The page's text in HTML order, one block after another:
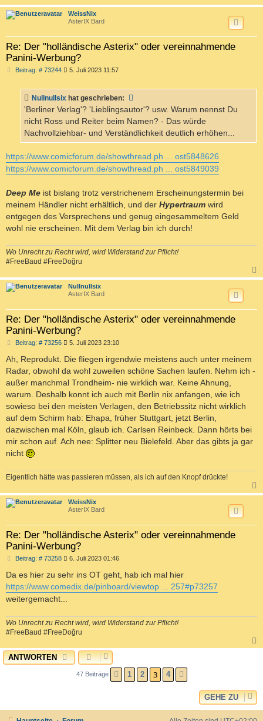
a
WeissNix
AsterIX Bard
Re: Der "holländische Asterix" oder vereinnahmende
Panini-Werbung?
Beitrag: # 73244B
r
a
5. Juli 2023 11:57
Nullnullsix hat geschrieben:
'Berliner Verlag'? 'Lieblingsautor'? usw. Warum nennst Du
nicht Ross und Reiter beim Namen? - Das würde
Nachvollziehbar- und Verständlichkeit deutlich erhöhen...
https://www.comicforum.de/showthread.ph ... ost5848626
https://www.comicforum.de/showthread.ph ... ost5849039
Deep Me ist bislang trotz verstrichenem Erscheinungstermin bei
meinem Händler nicht erhältlich, und der Hypertraum wird
entgegen des Versprechens und genug eingesammeltem Geld
wohl nie erscheinen. Mit dem Verlag bin ich durch!
Wo Unrecht zu Recht wird, wird Widerstand zur Pflicht!
#FreeBaud #FreeDoğru
a
Nullnullsix
AsterIX Bard
Re: Der "holländische Asterix" oder vereinnahmende
Panini-Werbung?
Beitrag: # 73256B
r
a
g
5. Juli 2023 23:10
Ah, Reprodukt. Die fliegen irgendwie meistens auch unter meinem
Radar, obwohl da wohl zuweilen schöne Sachen laufen. Nehm ich -
außer manchmal Trondheim- nie wirklich war. Keine Ahnung,
warum. Deshalb konnt ich auch mit Berlin nix anfangen, wie ich
sowieso bei den meisten Verlagen, den Betriebssitz nicht wirklich
auf dem Schirm hab: Ehapa, früher Stuttgart, jetzt Berlin,
dazwischen mal Köln, glaub ich. Carlsen Reinbeck. Dann hörts bei
mir schon auf. Ach nee: Splitter neu Bielefeld. Aber das gibts ja gar
nicht
Eigentlich hätte was passieren müssen, als ich auf den Knopf drückte!
a
WeissNix
AsterIX Bard
Re: Der "holländische Asterix" oder vereinnahmende
Panini-Werbung?
Beitrag: # 73258B
i
r
g
6. Juli 2023 01:46
Da es hier zu sehr ins OT geht, hab ich mal hier
https://www.comedix.de/pinboard/viewtop ... 257#p73257
weitergemacht...
Wo Unrecht zu Recht wird, wird Widerstand zur Pflicht!
#FreeBaud #FreeDoğru
a
ANTWORTEN
47 Beiträge VORHERIGE
1 2 3 4
GEHE ZU